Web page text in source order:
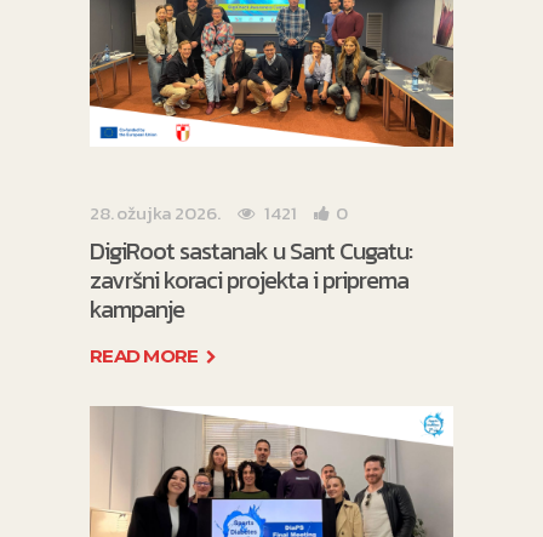
28. ožujka 2026. 1421 0
DigiRoot sastanak u Sant Cugatu:
završni koraci projekta i priprema
kampanje
READ MORE